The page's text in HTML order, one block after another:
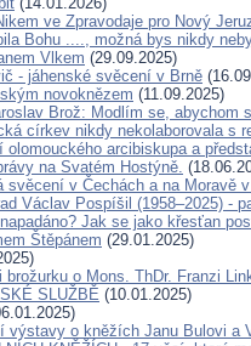
ve Zpravodaje pro Nový
Bohu ...., možná bys nikdy
Vlkem (29.09.2025)
- jáhenské svěcení v Brně
novoknězem (11.09.2025)
Brož: Modlím se, abychom
církev nikdy nekolaborovala s
olomouckého arcibiskupa a
na Svatém Hostýně.
svěcení v Čechách a na Moravě
Václav Pospíšil (1958–2025) -
Jak se jako křesťan
Štěpánem (29.01.2025)
brožurku o Mons. ThDr. Franzi
SLUŽBĚ (10.01.2025)
výstavy o kněžích Janu Bulovi a